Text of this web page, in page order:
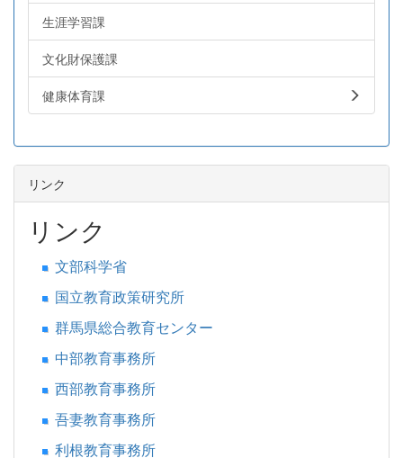
生涯学習課
文化財保護課
健康体育課
リンク
リンク
文部科学省
国立教育政策研究所
群馬県総合教育センター
中部教育事務所
西部教育事務所
吾妻教育事務所
利根教育事務所